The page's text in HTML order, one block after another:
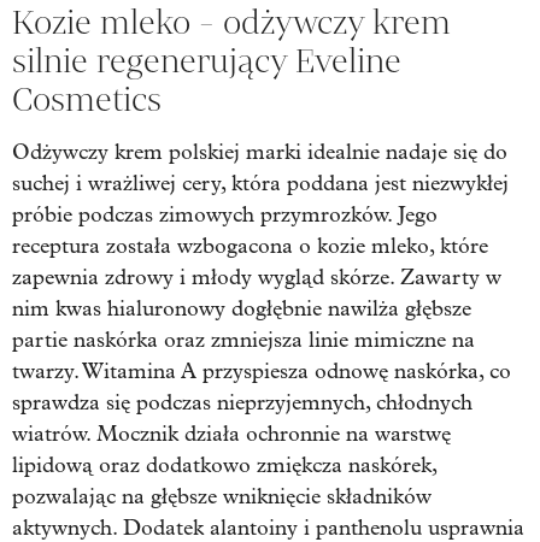
Kozie mleko - odżywczy krem
silnie regenerujący Eveline
Cosmetics
Odżywczy krem polskiej marki idealnie nadaje się do
suchej i wrażliwej cery, która poddana jest niezwykłej
próbie podczas zimowych przymrozków. Jego
receptura została wzbogacona o kozie mleko, które
zapewnia zdrowy i młody wygląd skórze. Zawarty w
nim kwas hialuronowy dogłębnie nawilża głębsze
partie naskórka oraz zmniejsza linie mimiczne na
twarzy. Witamina A przyspiesza odnowę naskórka, co
sprawdza się podczas nieprzyjemnych, chłodnych
wiatrów. Mocznik działa ochronnie na warstwę
lipidową oraz dodatkowo zmiękcza naskórek,
pozwalając na głębsze wniknięcie składników
aktywnych. Dodatek alantoiny i panthenolu usprawnia